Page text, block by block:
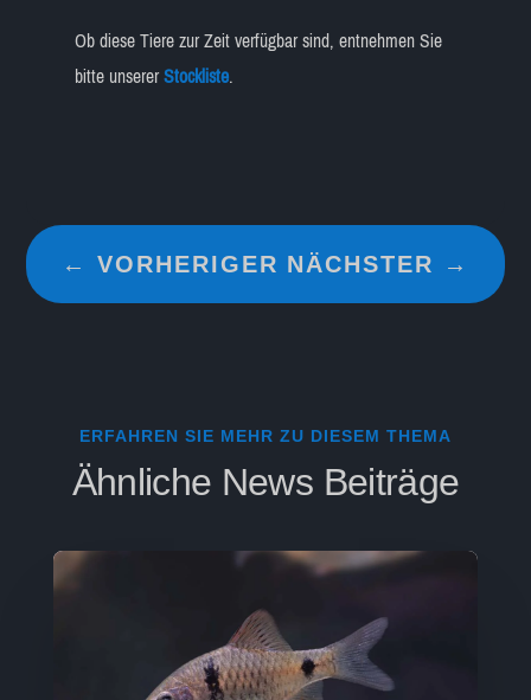
Ob diese Tiere zur Zeit verfügbar sind, entnehmen Sie
bitte unsererStockliste.
←VORHERIGER NÄCHSTER →
ERFAHREN SIE MEHR ZU DIESEM THEMA
Ähnliche News Beiträge